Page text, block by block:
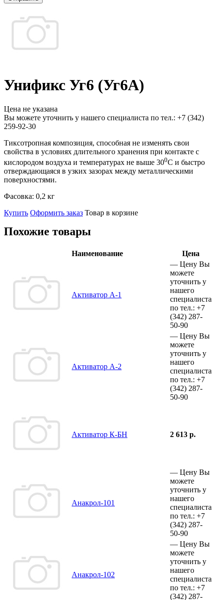
Унификс Уг6 (Уг6А)
Цена не указана
Вы можете уточнить у нашего специалиста по тел.: +7 (342)
259-92-30
Тиксотропная композиция, способная не изменять свои
свойства в условиях длительного хранения при контакте с
кислородом воздуха и температурах не выше 300С и быстро
отверждающаяся в узких зазорах между металлическими
поверхностями.
Фасовка: 0,2 кг
Купить Оформить заказ Товар в корзине
Похожие товары
Наименование Цена
Активатор А-1
— Цену Вы
можете
уточнить у
нашего
специалиста
по тел.: +7
(342) 287-
50-90
Активатор А-2
— Цену Вы
можете
уточнить у
нашего
специалиста
по тел.: +7
(342) 287-
50-90
Активатор К-БН 2 613 р.
Анакрол-101
— Цену Вы
можете
уточнить у
нашего
специалиста
по тел.: +7
(342) 287-
50-90
Анакрол-102
— Цену Вы
можете
уточнить у
нашего
специалиста
по тел.: +7
(342) 287-